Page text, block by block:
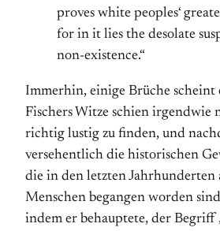
proves white peoples‘
for in it lies the desolate
non-existence.“
Immerhin, einige Brüche scheint
Fischers Witze schien irgendwie
richtig lustig zu finden, und
versehentlich die historischen
die in den letzten Jahrhunderten
Menschen begangen worden
indem er behauptete, der Begriff